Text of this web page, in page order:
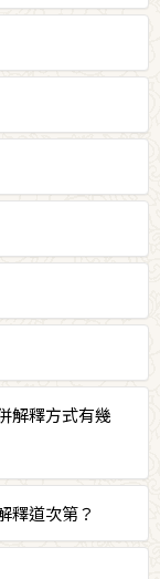
道、見道、修
退轉位是加行
產生後面的结
生的關係。
。
解釋方式有幾
釋道次第？